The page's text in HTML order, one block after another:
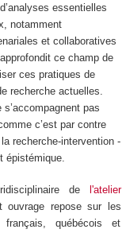
essentielles
notamment
et collaboratives
ce champ de
ces pratiques de
recherche actuelles.
pas
c’est par contre
recherche-intervention -
épistémique.
de
l'atelier
ouvrage repose sur les
français, québécois et